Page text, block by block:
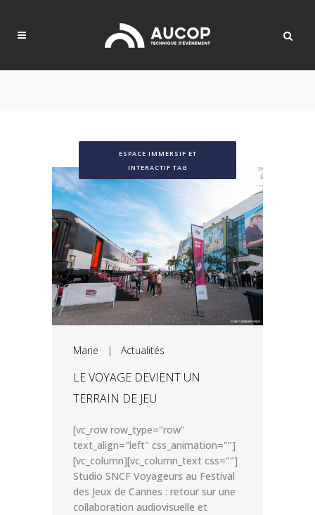
ESPACE IMMERSIF ET
INTERACTIF TAG
Marie | Actualités
LE VOYAGE DEVIENT UN
TERRAIN DE JEU
[vc_row row_type="row"
text_align="left" css_animation=""]
[vc_column][vc_column_text css=""]
Studio SNCF Voyageurs au Festival
des Jeux de Cannes : retour sur une
collaboration audiovisuelle et